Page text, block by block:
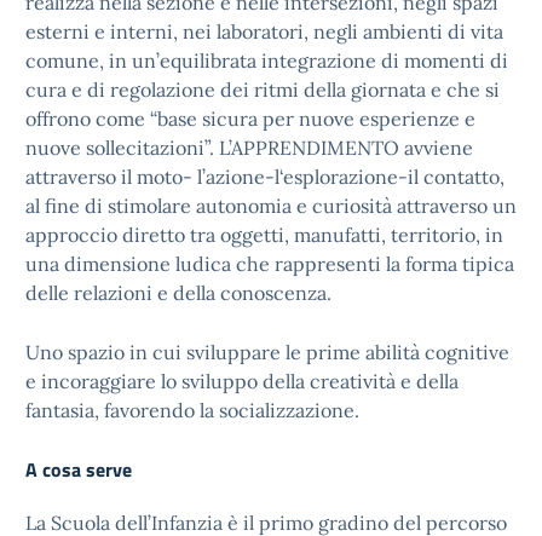
esterni e interni, nei laboratori, negli ambienti di vita
comune, in un’equilibrata integrazione di momenti di
cura e di regolazione dei ritmi della giornata e che si
offrono come “base sicura per nuove esperienze e
nuove sollecitazioni”. L’APPRENDIMENTO avviene
attraverso il moto- l’azione-l‘esplorazione-il contatto,
al fine di stimolare autonomia e curiosità attraverso un
approccio diretto tra oggetti, manufatti, territorio, in
una dimensione ludica che rappresenti la forma tipica
delle relazioni e della conoscenza.
Uno spazio in cui sviluppare le prime abilità cognitive
e incoraggiare lo sviluppo della creatività e della
fantasia, favorendo la socializzazione.
A cosa serve
La Scuola dell’Infanzia è il primo gradino del percorso